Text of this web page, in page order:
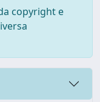
copyright e